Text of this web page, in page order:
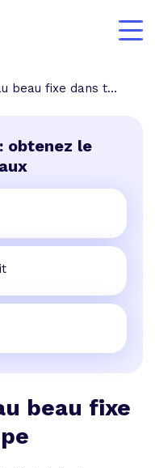
fixe dans toute l'Europe
obtenez le
beau fixe